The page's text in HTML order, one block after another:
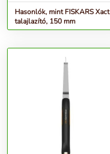
Hasonlók, mint FISKARS Xact
talajlazító, 150 mm